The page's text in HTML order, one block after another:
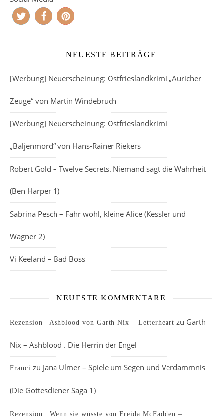
NEUESTE BEITRÄGE
[Werbung] Neuerscheinung: Ostfrieslandkrimi „Auricher
Zeuge“ von Martin Windebruch
[Werbung] Neuerscheinung: Ostfrieslandkrimi
„Baljenmord“ von Hans-Rainer Riekers
Robert Gold – Twelve Secrets. Niemand sagt die Wahrheit
(Ben Harper 1)
Sabrina Pesch – Fahr wohl, kleine Alice (Kessler und
Wagner 2)
Vi Keeland – Bad Boss
NEUESTE KOMMENTARE
Rezension | Ashblood von Garth Nix – Letterheart zu Garth
Nix – Ashblood . Die Herrin der Engel
Franci zu Jana Ulmer – Spiele um Segen und Verdammnis
(Die Gottesdiener Saga 1)
Rezension | Wenn sie wüsste von Freida McFadden –